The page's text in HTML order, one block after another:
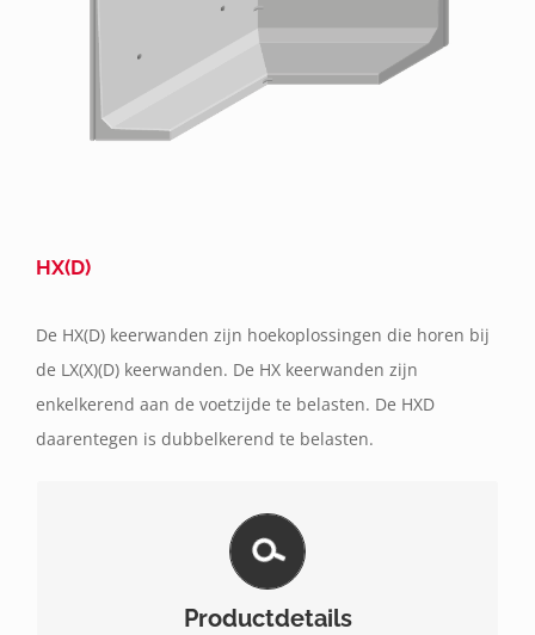
HX(D)
De HX(D) keerwanden zijn hoekoplossingen die horen bij
de LX(X)(D) keerwanden. De HX keerwanden zijn
enkelkerend aan de voetzijde te belasten. De HXD
daarentegen is dubbelkerend te belasten.
Productdetails
Bekijk hier de productspecificaties van alle types
en afmetingen van dit product.